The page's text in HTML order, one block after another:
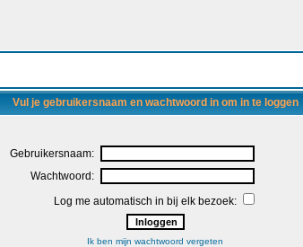
Vul je gebruikersnaam en wachtwoord in om in te loggen
Gebruikersnaam:
Wachtwoord:
Log me automatisch in bij elk bezoek:
Ik ben mijn wachtwoord vergeten